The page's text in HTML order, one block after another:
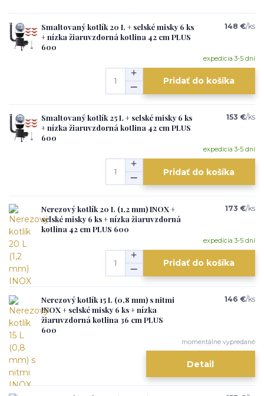
Smaltovaný kotlík 20 L + selské misky 6 ks
+ nízka žiaruvzdorná kotlina 42 cm PLUS
600
148 €/ks
expedícia 3-5 dní
Pridať do košíka
Smaltovaný kotlík 25 L + selské misky 6 ks
+ nízka žiaruvzdorná kotlina 42 cm PLUS
600
153 €/ks
expedícia 3-5 dní
Pridať do košíka
Nerezový kotlík 20 L (1,2 mm) INOX +
selské misky 6 ks + nízka žiaruvzdorná
kotlina 42 cm PLUS 600
173 €/ks
expedícia 3-5 dní
Pridať do košíka
Nerezový kotlík 15 L (0,8 mm) s nitmi
INOX + selské misky 6 ks + nízka
žiaruvzdorná kotlina 36 cm PLUS
600
146 €/ks
momentálne vypredané
Detail